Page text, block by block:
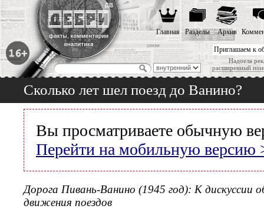
Приглашаем к
Надоела
расширенный
Главная Разделы Архив
Сколько лет шел поезд до Ванино?
Вы просматриваете обычную
Перейти на мобильную версию
Дорога Пивань-Ванино (1945 год): К дискуссии
движения поездов